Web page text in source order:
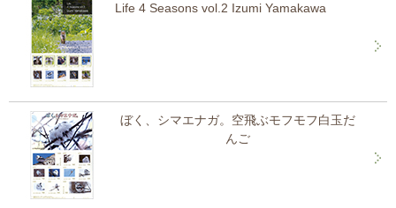
Life 4 Seasons vol.2 Izumi Yamakawa
ぼく、シマエナガ。空飛ぶモフモフ白玉だ
んご